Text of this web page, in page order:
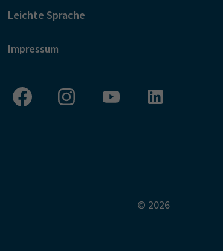
Programm 2019-
Leichte Sprache
Impressum
© 2026